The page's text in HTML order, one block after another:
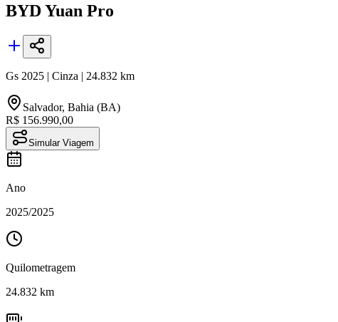
BYDYuan Pro
Gs 2025 | Cinza | 24.832 km
Salvador, Bahia (BA)
R$ 156.990,00
Simular Viagem
Ano
2025/2025
Quilometragem
24.832 km